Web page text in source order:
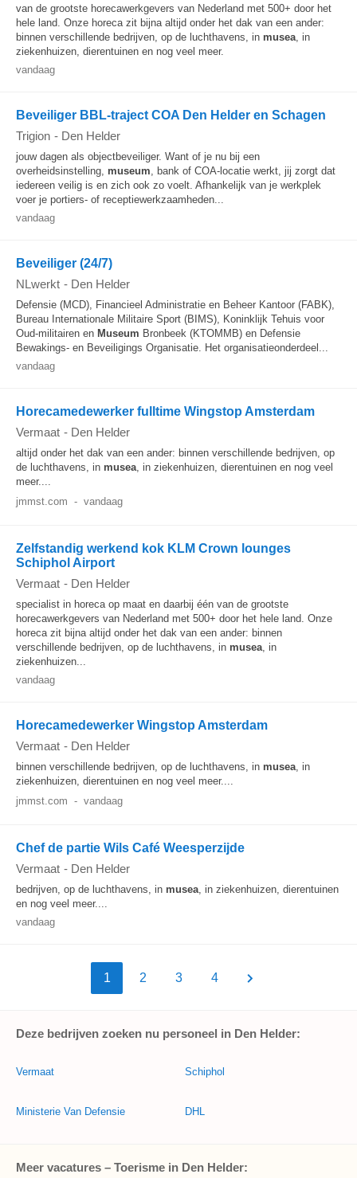
van de grootste horecawerkgevers van Nederland met 500+ door het
hele land. Onze horeca zit bijna altijd onder het dak van een ander:
binnen verschillende bedrijven, op de luchthavens, in musea, in
ziekenhuizen, dierentuinen en nog veel meer.
vandaag
Beveiliger BBL-traject COA Den Helder en Schagen
Trigion - Den Helder
jouw dagen als objectbeveiliger. Want of je nu bij een
overheidsinstelling, museum, bank of COA-locatie werkt, jij zorgt dat
iedereen veilig is en zich ook zo voelt. Afhankelijk van je werkplek
voer je portiers- of receptiewerkzaamheden...
vandaag
Beveiliger (24/7)
NLwerkt - Den Helder
Defensie (MCD), Financieel Administratie en Beheer Kantoor (FABK),
Bureau Internationale Militaire Sport (BIMS), Koninklijk Tehuis voor
Oud-militairen en Museum Bronbeek (KTOMMB) en Defensie
Bewakings- en Beveiligings Organisatie. Het organisatieonderdeel...
vandaag
Horecamedewerker fulltime Wingstop Amsterdam
Vermaat - Den Helder
altijd onder het dak van een ander: binnen verschillende bedrijven, op
de luchthavens, in musea, in ziekenhuizen, dierentuinen en nog veel
meer....
jmmst.com - vandaag
Zelfstandig werkend kok KLM Crown lounges
Schiphol Airport
Vermaat - Den Helder
specialist in horeca op maat en daarbij één van de grootste
horecawerkgevers van Nederland met 500+ door het hele land. Onze
horeca zit bijna altijd onder het dak van een ander: binnen
verschillende bedrijven, op de luchthavens, in musea, in
ziekenhuizen...
vandaag
Horecamedewerker Wingstop Amsterdam
Vermaat - Den Helder
binnen verschillende bedrijven, op de luchthavens, in musea, in
ziekenhuizen, dierentuinen en nog veel meer....
jmmst.com - vandaag
Chef de partie Wils Café Weesperzijde
Vermaat - Den Helder
bedrijven, op de luchthavens, in musea, in ziekenhuizen, dierentuinen
en nog veel meer....
vandaag
1 2 3 4
Deze bedrijven zoeken nu personeel in Den Helder:
Vermaat
Ministerie Van Defensie
Schiphol
DHL
Meer vacatures – Toerisme in Den Helder: